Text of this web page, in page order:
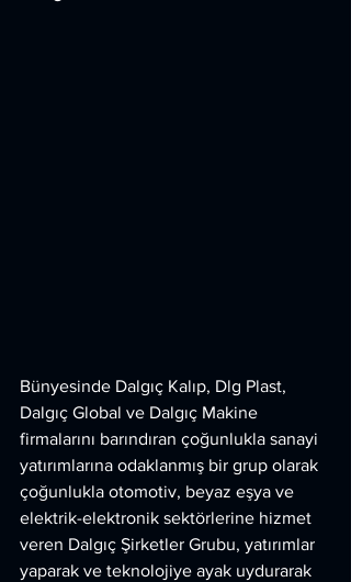
Bünyesinde Dalgıç Kalıp, Dlg Plast,
Dalgıç Global ve Dalgıç Makine
firmalarını barındıran çoğunlukla sanayi
yatırımlarına odaklanmış bir grup olarak
çoğunlukla otomotiv, beyaz eşya ve
elektrik-elektronik sektörlerine hizmet
veren Dalgıç Şirketler Grubu, yatırımlar
yaparak ve teknolojiye ayak uydurarak